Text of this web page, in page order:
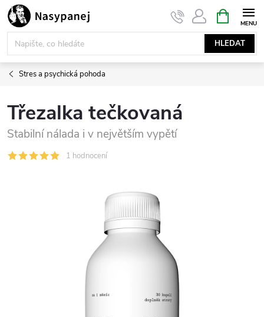
Přejít
na
obsah
HLEDAT
NÁKUPNÍ
KOŠÍK
Stres a psychická pohoda
Třezalka tečkovaná
Stabilní nálada i v největším vypětí
1 hodnocení